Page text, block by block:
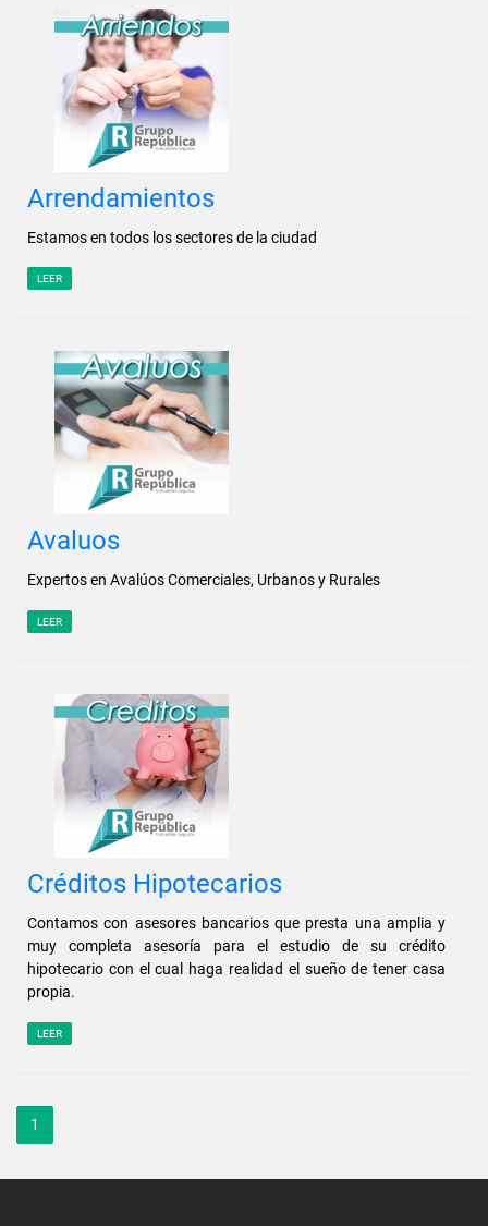
Arrendamientos
Estamos en todos los sectores de la ciudad
LEER
Avaluos
Expertos en Avalúos Comerciales, Urbanos y Rurales
LEER
Créditos Hipotecarios
Contamos con asesores bancarios que presta una amplia y
muy completa asesoría para el estudio de su crédito
hipotecario con el cual haga realidad el sueño de tener casa
propia.
LEER
1